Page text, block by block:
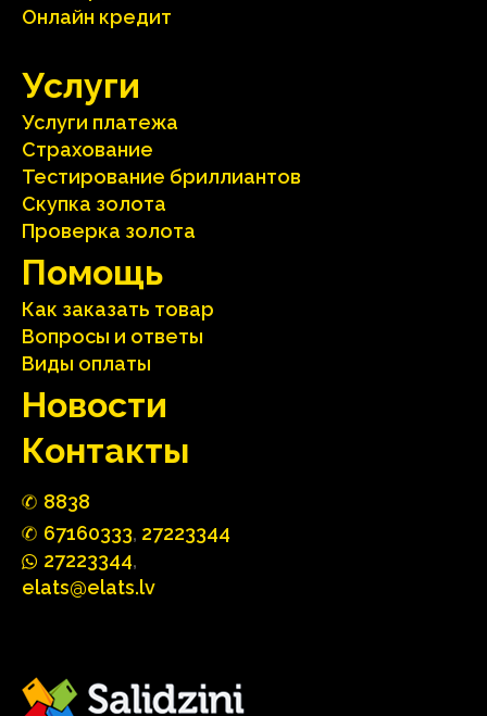
Онлайн кредит
Услуги
Услуги платежа
Страхование
Тестирование бриллиантов
Скупка золота
Проверка золота
Помощь
Как заказать товар
Вопросы и ответы
Виды оплаты
Hовости
Контакты
8838
67160333, 27223344
27223344,
elats@elats.lv